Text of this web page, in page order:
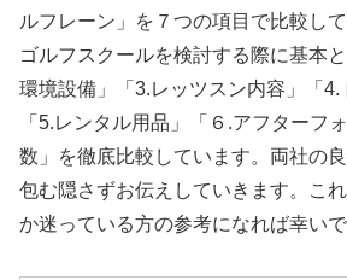
ルフレーン」を７つの項目で比較し
ゴルフスクールを検討する際に基本
環境設備」「3.レッツスン内容」「4.
「5.レンタル用品」「６.アフターフ
数」を徹底比較しています。両社の
包む隠さずお伝えしていきます。こ
か迷っている方の参考になれば幸いで